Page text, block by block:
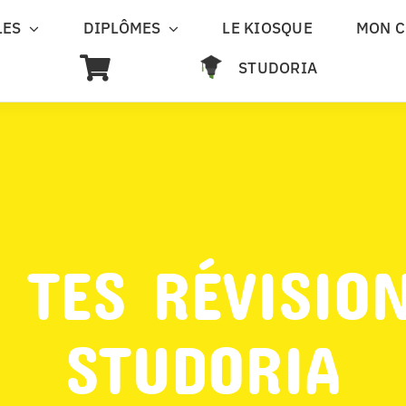
DIPLÔMES LE KIOSQUE
MON
STUDORIA
TES
STUDORIA